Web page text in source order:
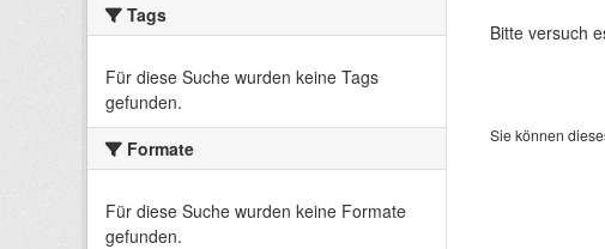
Tags
Für diese Suche wurden keine Tags
gefunden.
Formate
Für diese Suche wurden keine Formate
gefunden.
Bitte versuch
Sie können